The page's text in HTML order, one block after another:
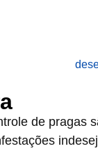
de pragas